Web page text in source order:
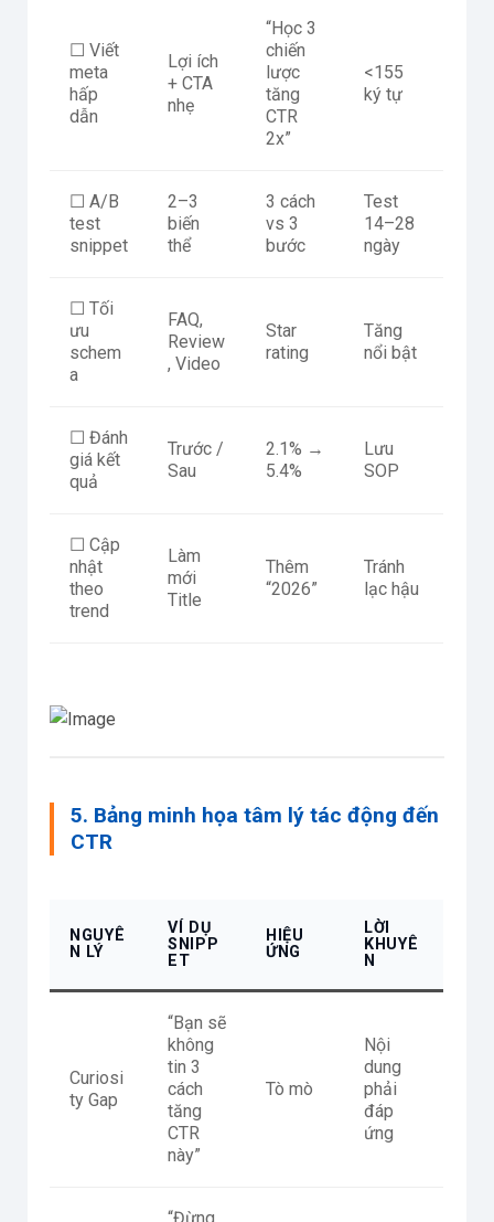
☐ Viết
meta
hấp
dẫn
Lợi ích
+ CTA
nhẹ
“Học 3
chiến
lược
tăng
CTR
2x”
<155
ký tự
☐ A/B
test
snippet
2–3
biến
thể
3 cách
vs 3
bước
Test
14–28
ngày
☐ Tối
ưu
schem
a
FAQ,
Review
, Video
Star
rating
Tăng
nổi bật
☐ Đánh
giá kết
quả
Trước /
Sau
2.1% →
5.4%
Lưu
SOP
☐ Cập
nhật
theo
trend
Làm
mới
Title
Thêm
“2026”
Tránh
lạc hậu
5. Bảng minh họa tâm lý tác động đến
CTR
NGUYÊ
N LÝ
VÍ DỤ
SNIPP
ET
HIỆU
ỨNG
LỜI
KHUYÊ
N
Curiosi
ty Gap
“Bạn sẽ
không
tin 3
cách
tăng
CTR
này”
Tò mò
Nội
dung
phải
đáp
ứng